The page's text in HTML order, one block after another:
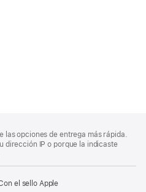
opciones de entrega más rápida.
dirección IP o porque la indicaste
el sello Apple